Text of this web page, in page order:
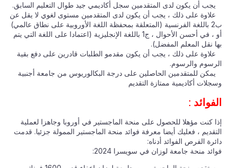
يجب أن يكون لدى المتقدمين سجل أكاديمي جيد طوال التعليم السابق.
علاوة على ذلك ، يجب أن يكون لدى المتقدمين مستوى لغوي لا يقل عن
ب2 باللغة الفرنسية (المتعلقة بمحفظة اللغة الأوروبية على نطاق عالمي)
أو ، في أحسن الأحوال ، ج1 باللغة الإنجليزية (اعتمادا على اللغة التي يتم
بها نقل المعلم المفضل).
علاوة على ذلك ، يجب أن يكون مقدمو الطلبات قادرين على دفع بقية
الرسوم والرسوم.
يمكن للمتقدمين الحاصلين على درجة البكالوريوس من جامعة أجنبية
وسجلات أكاديمية ممتازة التقديم
الفوائد :
إذا كنت مؤهلا للحصول على منحة الماجستير في أوروبا وجاهزا لعملية
التقديم ، فعليك أيضا معرفة فوائد منحة الماجستير الممولة جزئيا. قدمت
دائرة الفرص الفوائد أدناه:
فوائد منحة جامعة لوزان في سويسرا 2024: